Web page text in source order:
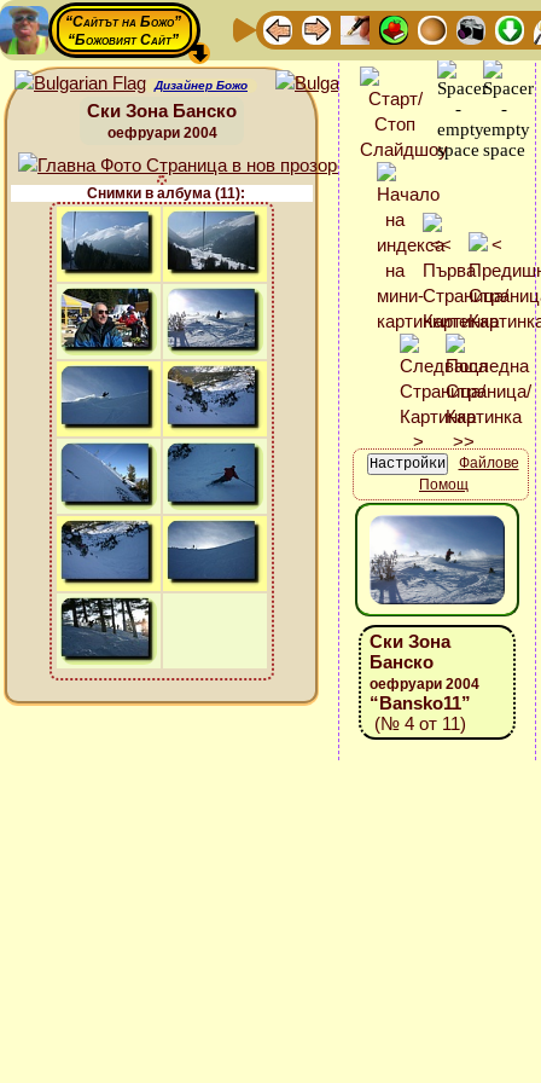
“Сайтът на Божо”
“Божовият Сайт”
Дизайнер Божо
Ски Зона Банско
оефруари 2004
Снимки в албума (11):
Файлове
Помощ
Ски Зона
Банско
оефруари 2004
“Bansko11”
(№ 4 от 11)